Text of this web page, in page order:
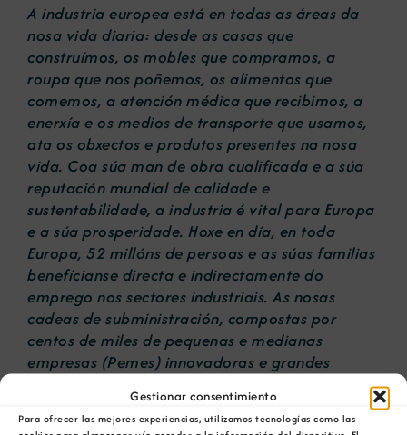
Gestionar consentimiento
Para ofrecer las mejores experiencias, utilizamos tecnologías como las
A industria europea está en todas as áreas da
nosa vida diaria: desde as casas que
construímos, os mobles que compramos, a
roupa que nos poñemos, os alimentos que
comemos, a atención médica que recibimos, a
enerxía e os medios de transporte que usamos,
ata os obxectos e produtos presentes na nosa
vida. Coa súa man de obra cualificada e a súa
reputación mundial de calidade e
sustentabilidade, a industria é vital para Europa
e a súa prosperidade. Hoxe en día, en toda
Europa, 52 millóns de persoas e as súas familias
benefícianse directa e indirectamente do
emprego nos sectores industriais. As nosas
cadeas de subministración, compostas por
centos de miles de pequenas e medianas
empresas (Pemes) innovadoras e grandes
excelencia industrial europea en todo o mundo.